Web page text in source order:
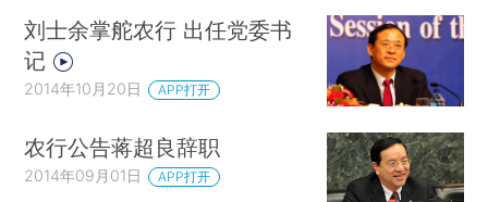
刘士余掌舵农行 出任党委书
记
2014年10月20日 APP打开
农行公告蒋超良辞职
2014年09月01日 APP打开